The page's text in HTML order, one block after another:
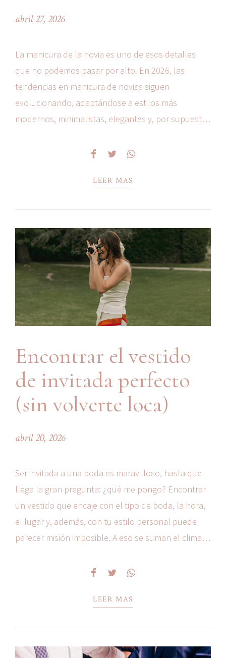
abril 27, 2026
La manicura de la novia es uno de esos detalles
que no podemos pasar por alto. En 2026, las
tendencias en manicura de novias siguen
evolucionando, adaptándose a estilos más
modernos, minimalistas, elegantes y, por supuesto,
uñas naturales, pasando por opciones más
LEER MAS
Encontrar el vestido
de invitada perfecto
(sin volverte loca)
abril 20, 2026
Ser invitada a una boda es maravilloso, hasta que
llega la gran pregunta: ¿qué me pongo? Encontrar
un vestido que encaje con el tipo de boda, la hora,
el lugar y, además, con tu estilo personal puede
parecer misión imposible. A eso se suman el clima,
LEER MAS